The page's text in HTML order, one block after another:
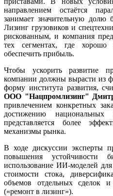
направлением остаётся
занимает значительную долю
Лизинг грузовиков и
рискованным, и компания
тех сегментах, где
обеспечить прибыль.
Чтобы ускорить развитие
компании должны вырасти из
форму института развития,
ООО "Нацпромлизинг"
привлечением конкретных
достижению национальных
представляется более
механизмы рынка.
В ходе дискуссии эксперты
повышения устойчивости
использование ИИ-моделей
стоимости стока,
объемов отдельных сделок
(«ремонт в лизинг»).